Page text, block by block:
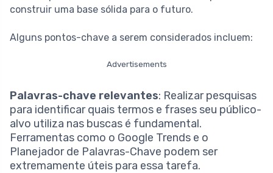
construir uma base sólida para o futuro.
Alguns pontos-chave a serem considerados incluem:
Advertisements
Palavras-chave relevantes: Realizar pesquisas
para identificar quais termos e frases seu público-
alvo utiliza nas buscas é fundamental.
Ferramentas como o Google Trends e o
Planejador de Palavras-Chave podem ser
extremamente úteis para essa tarefa.